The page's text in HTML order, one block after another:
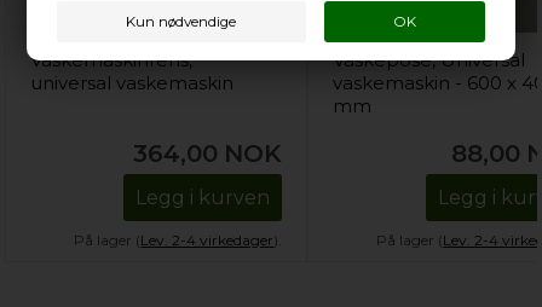
Vaskemaskinrens,
universal vaskemaskin
364,00 NOK
Legg i kurven
På lager (Lev. 2-4 virkedager).
Vaskepose, Universal
vaskemaskin - 600 x
mm
88,00
Legg i
På lager (Lev. 2-4